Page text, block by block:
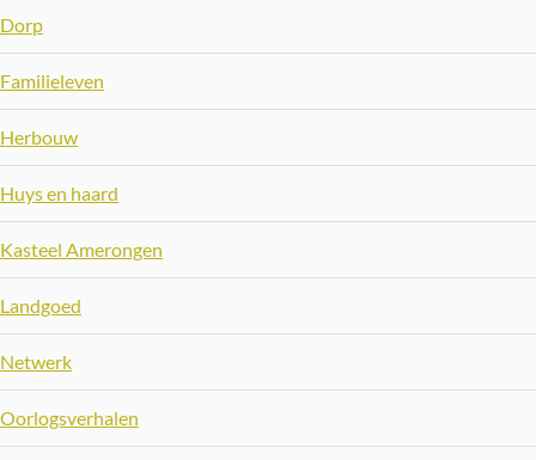
Dorp
Familieleven
Herbouw
Huys en haard
Kasteel Amerongen
Landgoed
Netwerk
Oorlogsverhalen